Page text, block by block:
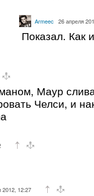
Armeec 26 апреля
Показал. Как
Маур
Челси, и
2012, 12:27